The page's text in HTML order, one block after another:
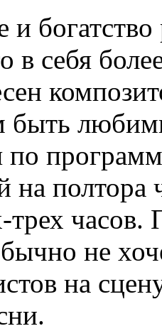
и
в себя
быть
на полтора
трех
не
на